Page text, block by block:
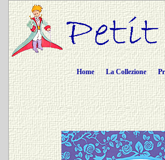
Home La Collezione